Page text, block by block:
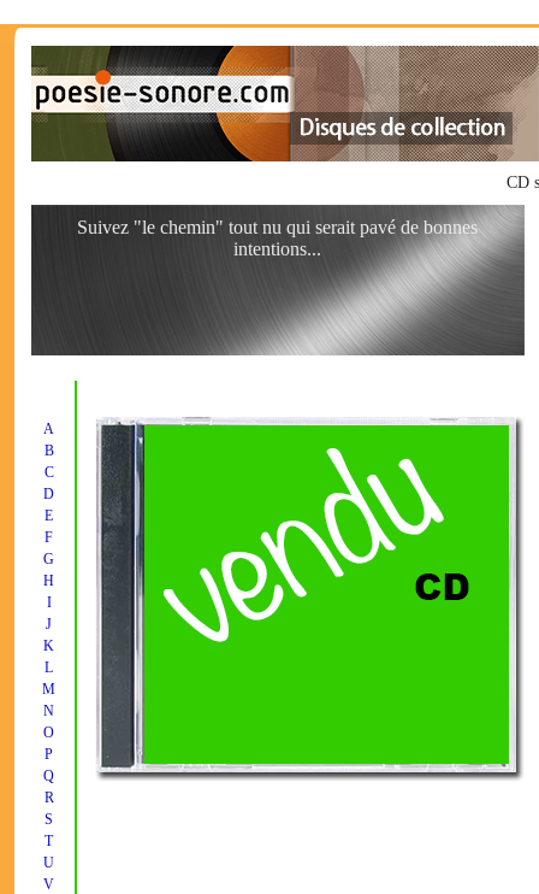
CD
Suivez "le chemin" tout nu qui serait pavé de bonnes
intentions...
A
B
C
D
E
F
G
H
I
J
K
L
M
N
O
P
Q
R
S
T
U
V